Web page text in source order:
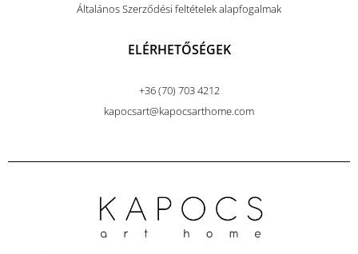
Általános Szerződési feltételek alapfogalmak
ELÉRHETŐSÉGEK
+36 (70) 703 4212
kapocsart@kapocsarthome.com